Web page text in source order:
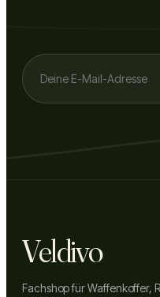
Veldivo
Fachshop für Waffenkoffer,